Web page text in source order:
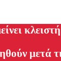
μετά